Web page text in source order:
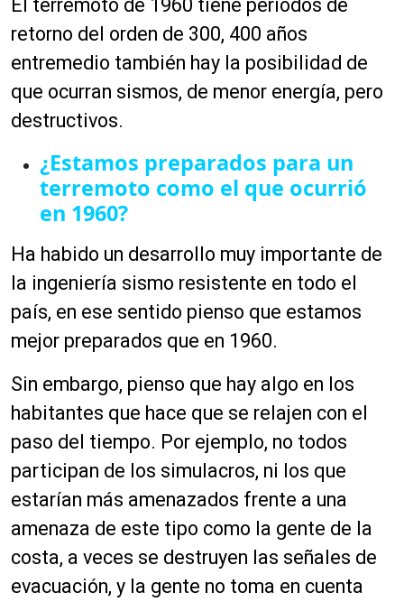
El terremoto de 1960 tiene periodos de
retorno del orden de 300, 400 años
entremedio también hay la posibilidad de
que ocurran sismos, de menor energía, pero
destructivos.
¿Estamos preparados para un
terremoto como el que ocurrió
en 1960?
Ha habido un desarrollo muy importante de
la ingeniería sismo resistente en todo el
país, en ese sentido pienso que estamos
mejor preparados que en 1960.
Sin embargo, pienso que hay algo en los
habitantes que hace que se relajen con el
paso del tiempo. Por ejemplo, no todos
participan de los simulacros, ni los que
estarían más amenazados frente a una
amenaza de este tipo como la gente de la
costa, a veces se destruyen las señales de
evacuación, y la gente no toma en cuenta